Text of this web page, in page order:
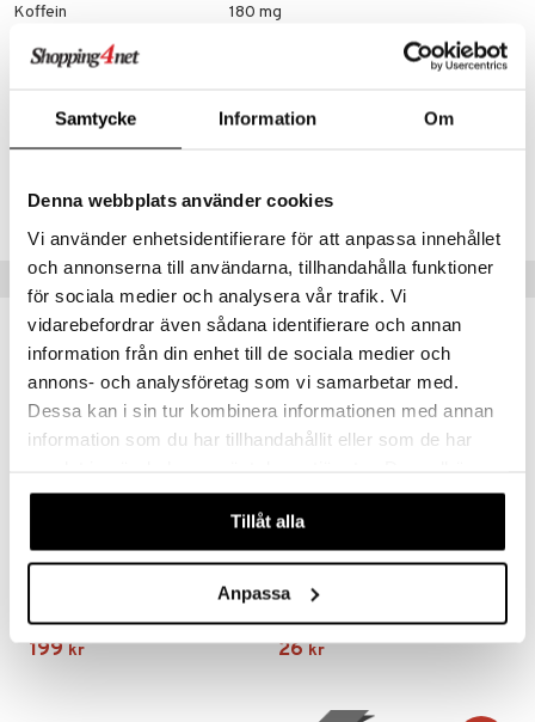
Samtycke Information Om
Denna webbplats använder cookies
Vi använder enhetsidentifierare för att anpassa innehållet
och annonserna till användarna, tillhandahålla funktioner
för sociala medier och analysera vår trafik. Vi
vidarebefordrar även sådana identifierare och annan
information från din enhet till de sociala medier och
annons- och analysföretag som vi samarbetar med.
Dessa kan i sin tur kombinera informationen med annan
information som du har tillhandahållit eller som de har
våra cookies vid fortsatt användande av vår webbplats.
Tillåt alla
Anpassa
Koffein
180 mg
**DRI ej fastställt
Artikelnr
FNBO0-PK-330
Lägsta pris senaste 30 dagarna: 20 kr
Populära produkter
Clear Electrolytes Raspberry
199 kr
BAREBELLS
26 kr